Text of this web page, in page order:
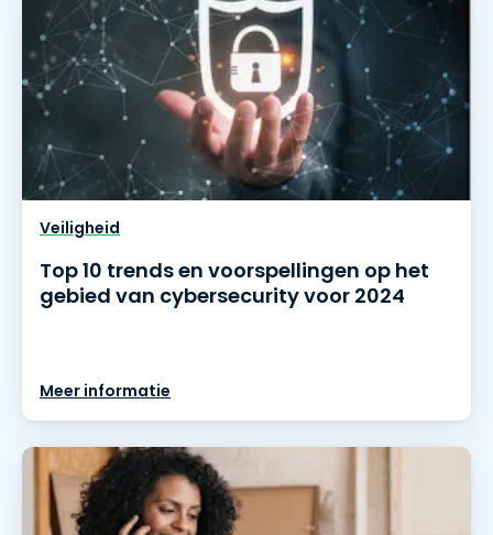
Veiligheid
Top 10 trends en voorspellingen op het
gebied van cybersecurity voor 2024
Meer informatie